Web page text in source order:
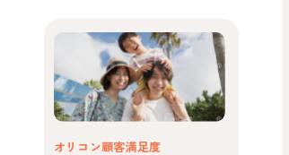
オリコン顧客満足度